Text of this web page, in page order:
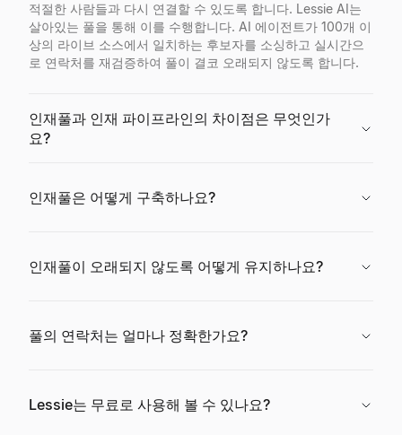
적절한 사람들과 다시 연결할 수 있도록 합니다. Lessie AI는
살아있는 풀을 통해 이를 수행합니다. AI 에이전트가 100개 이
상의 라이브 소스에서 일치하는 후보자를 소싱하고 실시간으
로 연락처를 재검증하여 풀이 결코 오래되지 않도록 합니다.
인재풀과 인재 파이프라인의 차이점은 무엇인가
요?
인재풀은 어떻게 구축하나요?
인재풀이 오래되지 않도록 어떻게 유지하나요?
풀의 연락처는 얼마나 정확한가요?
Lessie는 무료로 사용해 볼 수 있나요?